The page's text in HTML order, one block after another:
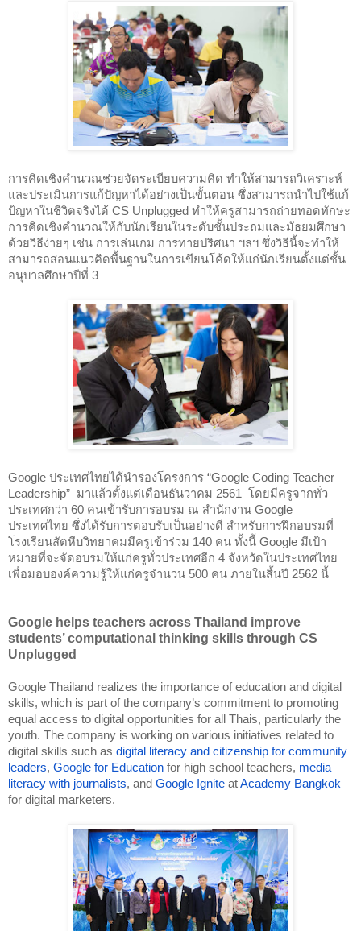
การคิดเชิงคำนวณช่วยจัดระเบียบความคิด ทำให้สามารถวิเคราะห์
และประเมินการแก้ปัญหาได้อย่างเป็นขั้นตอน ซึ่งสามารถนำไปใช้แก้
ป้ญหาในชีวิตจริงได้ CS Unplugged ทำให้ครูสามารถถ่ายทอดทักษะ
การคิดเชิงคำนวณให้กับนักเรียนในระดับชั้นประถมและมัธยมศึกษา
ด้วยวิธีง่ายๆ เช่น การเล่นเกม การทายปริศนา ฯลฯ ซึ่งวิธีนี้จะทำให้
สามารถสอนแนวคิดพื้นฐานในการเขียนโค้ดให้แก่นักเรียนตั้งแต่ชั้น
อนุบาลศึกษาปีที่ 3
Google ประเทศไทยได้นำร่องโครงการ “Google Coding Teacher
Leadership”  มาแล้วตั้งแต่เดือนธันวาคม 2561  โดยมีครูจากทั่ว
ประเทศกว่า 60 คนเข้ารับการอบรม ณ สำนักงาน Google
ประเทศไทย ซึ่งได้รับการตอบรับเป็นอย่างดี สำหรับการฝึกอบรมที่
โรงเรียนสัตหีบวิทยาคมมีครูเข้าร่วม 140 คน ทั้งนี้ Google มีเป้า
หมายที่จะจัดอบรมให้แก่ครูทั่วประเทศอีก 4 จังหวัดในประเทศไทย
เพื่อมอบองค์ความรู้ให้แก่ครูจำนวน 500 คน ภายในสิ้นปี 2562 นี้
Google helps teachers across Thailand improve
students’ computational thinking skills through CS
Unplugged
Google Thailand realizes the importance of education and digital
skills, which is part of the company’s commitment to promoting
equal access to digital opportunities for all Thais, particularly the
youth. The company is working on various initiatives related to
digital skills such as digital literacy and citizenship for community
leaders, Google for Education for high school teachers, media
literacy with journalists, and Google Ignite at Academy Bangkok
for digital marketers.